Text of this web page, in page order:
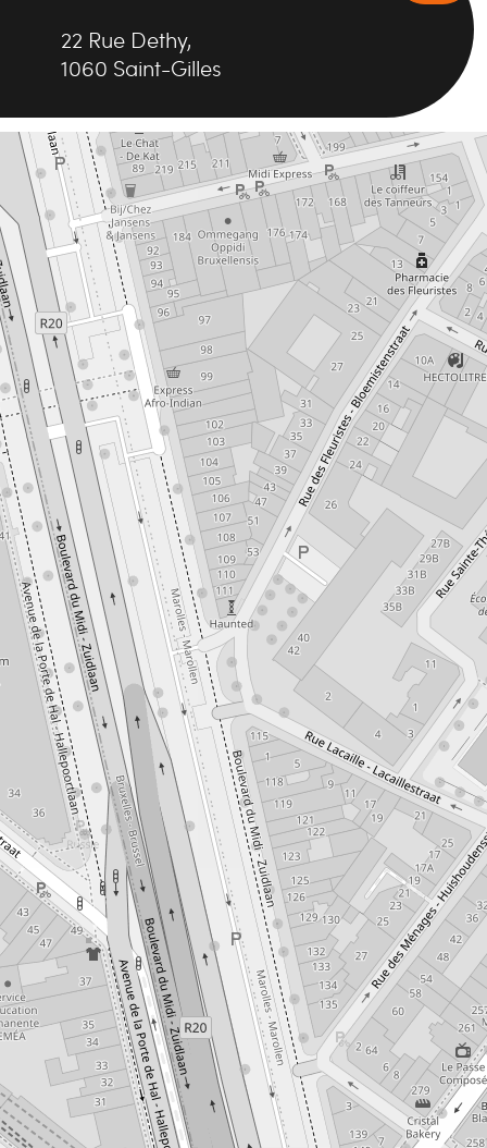
22 Rue Dethy,
1060 Saint-Gilles